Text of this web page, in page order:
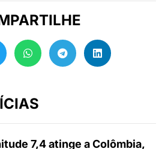
7,4 atinge a Colômbia,